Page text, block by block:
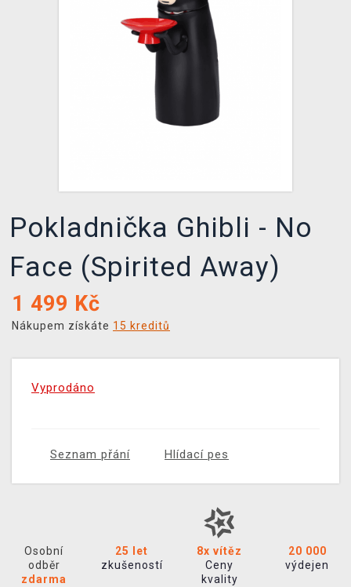
Pokladnička Ghibli - No
Face (Spirited Away)
1 499 Kč
Nákupem získáte 15 kreditů
Vyprodáno
Seznam přání Hlídací pes
Osobní
odběr
zdarma
25 let
zkušeností
8x vítěz
Ceny
kvality
20 000
výdejen